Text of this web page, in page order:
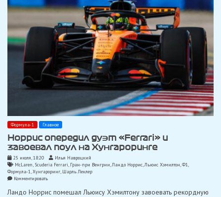
Формула-1 Главное
Норрис опередил дуэт «Ferrari» и
завоевал поул на Хунгароринге
25 июля, 18:20
Илья Навроцкий
McLaren, Scuderia Ferrari, Гран-при Венгрии,Ландо Норрис,Льюис Хэмилтон,Ф1
Формула-1,Хунгароринг, Шарль Леклер
Комментироватьon
опередил
Ландо Норрис помешал Льюису Хэмилтону завоевать рекордную